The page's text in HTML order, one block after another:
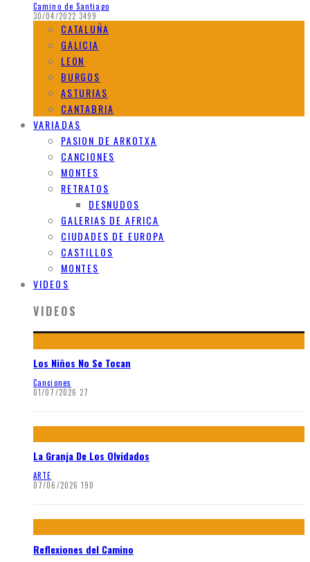
Camino de Santiago
30/04/2022 3499
CATALUÑA
GALICIA
LEON
BURGOS
ASTURIAS
CANTABRIA
VARIADAS
PASION DE ARKOTXA
CANCIONES
MONTES
RETRATOS
DESNUDOS
GALERIAS DE AFRICA
CIUDADES DE EUROPA
CASTILLOS
MONTES
VIDEOS
VIDEOS
Los Niños No Se Tocan
Canciones
01/07/2026 27
La Granja De Los Olvidados
ARTE
07/06/2026 190
Reflexiones del Camino